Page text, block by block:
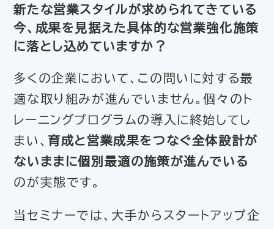
新たな営業スタイルが求められてきている
今、成果を見据えた具体的な営業強化施策
に落とし込めていますか？
多くの企業において、この問いに対する最
適な取り組みが進んでいません。個々のト
レーニングプログラムの導入に終始してし
まい、育成と営業成果をつなぐ全体設計が
ないままに個別最適の施策が進んでいる
のが実態です。
当セミナーでは、大手からスタートアップ企